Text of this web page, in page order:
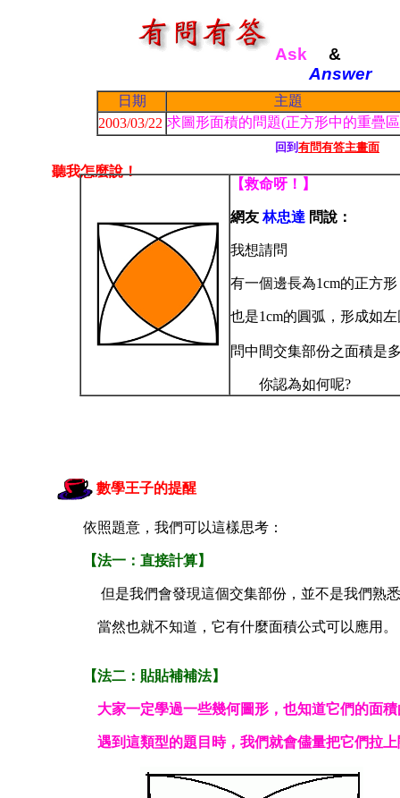
數學王子的提醒
依照題意，我們可以這樣思考：
【法一：直接計算】
但是我們會發現這個交集部份，並不是我們熟
當然也就不知道，它有什麼面積公式可以應用。
【法二：貼貼補補法】
大家一定學過一些幾何圖形，也知道它們的面
遇到這類型的題目時，我們就會儘量把它們拉上
Ask
&
Answer
日期
主題
2003/03/22 求圖形面積的問題(正方形中的重疊
聽我怎麼說！
回到 有問有答主畫面
【救命呀！】
網友林忠達 問說：
我想請問
有一個邊長為1cm的正方
也是1cm的圓弧，形成如
問中間交集部份之面積是
你認為如何呢?